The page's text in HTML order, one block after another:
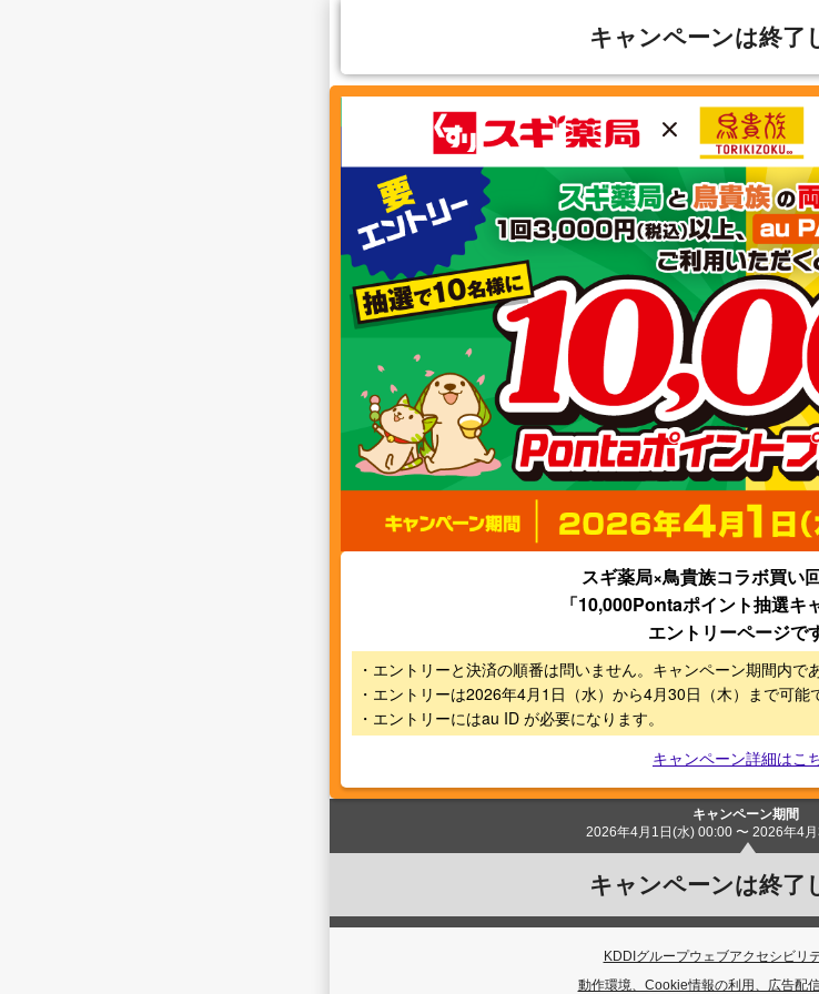
キャンペーンは終了
スギ薬局×鳥貴族コラボ買い
「10,000Pontaポイント抽選キ
エントリーページで
・エントリーと決済の順番は問いません。キャンペーン期間内で
・エントリーは2026年4月1日（水）から4月30日（木）​まで可能
・エントリーにはau ID が必要になります。
キャンペーン詳細はこ
キャンペーン期間
2026年4月1日(水) 00:00 〜 2026年4
キャンペーンは終了
KDDIグループウェブアクセシビリ
動作環境、Cookie情報の利用、広告配